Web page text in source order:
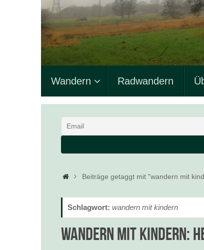
InhaltWandern Radwandern
Startseite
Beiträge getaggt mit "wandern mit
Schlagwort: wandern mit kindern
Wandern mit Kindern: